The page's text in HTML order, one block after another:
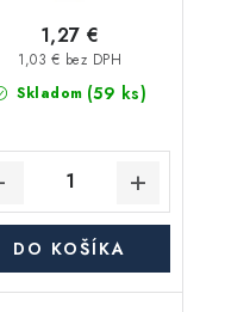
Skladom (59 ks)
1,03 € bez DPH
1,27 €
DO KOŠÍKA